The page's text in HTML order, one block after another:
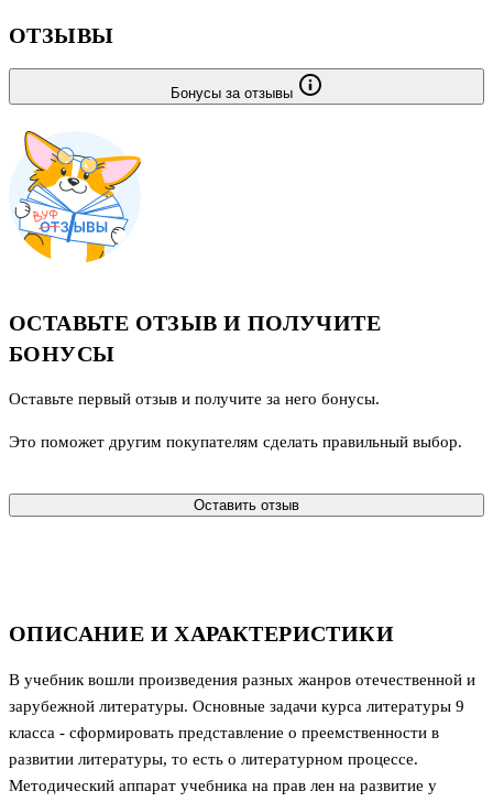
ОПИСАНИЕ И ХАРАКТЕРИСТИКИ
В учебник вошли произведения разных жанров отечественной и
зарубежной литературы. Основные задачи курса литературы 9
класса - сформировать представление о преемственности в
развитии литературы, то есть о литературном процессе.
Методический аппарат учебника на прав лен на развитие у
ОТЗЫВЫ
Бонусы за отзывы
ОСТАВЬТЕ ОТЗЫВ И ПОЛУЧИТЕ
БОНУСЫ
Оставьте первый отзыв и получите за него бонусы.
Это поможет другим покупателям сделать правильный выбор.
Оставить отзыв